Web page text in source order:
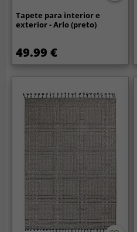
Tapete para interior e
exterior - Arlo (preto)
49.99 €